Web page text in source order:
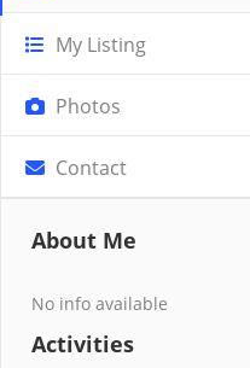
My Listing
Photos
Contact
About Me
No info available
Activities